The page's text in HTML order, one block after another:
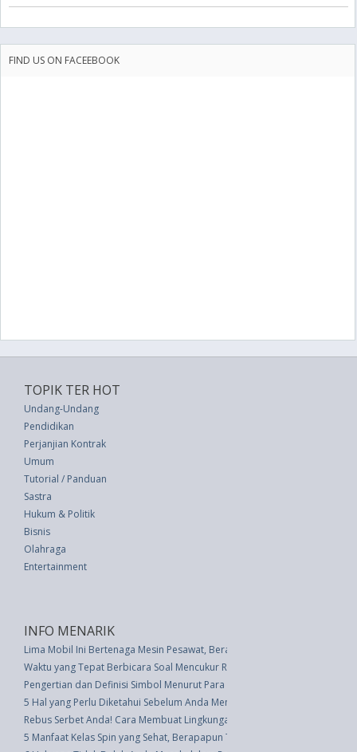
FIND US ON FACEEBOOK
TOPIK TER HOT
Undang-Undang
Pendidikan
Perjanjian Kontrak
Umum
Tutorial / Panduan
Sastra
Hukum & Politik
Bisnis
Olahraga
Entertainment
INFO MENARIK
Lima Mobil Ini Bertenaga Mesin Pesawat, Berani Coba?
Waktu yang Tepat Berbicara Soal Mencukur Rambut dengan Anak-anak
Pengertian dan Definisi Simbol Menurut Para Ahli
5 Hal yang Perlu Diketahui Sebelum Anda Menyemprotkan Hama
Rebus Serbet Anda! Cara Membuat Lingkungan Lebih Bersih Ketimbang
5 Manfaat Kelas Spin yang Sehat, Berapapun Tingkat Kebugaran Anda